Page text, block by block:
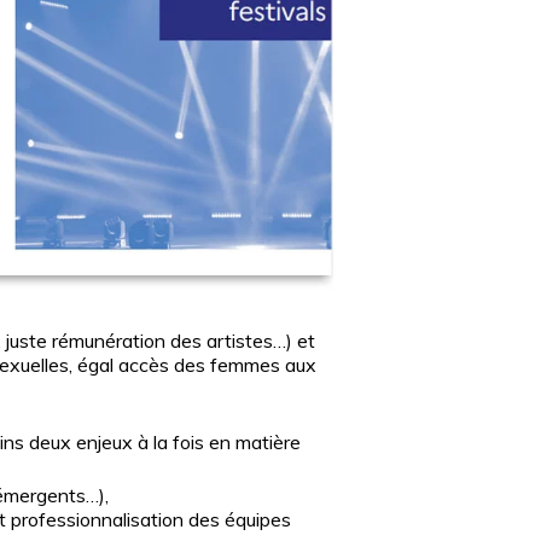
juste rémunération des artistes…) et
égal accès des femmes aux
deux enjeux à la fois en matière
des équipes